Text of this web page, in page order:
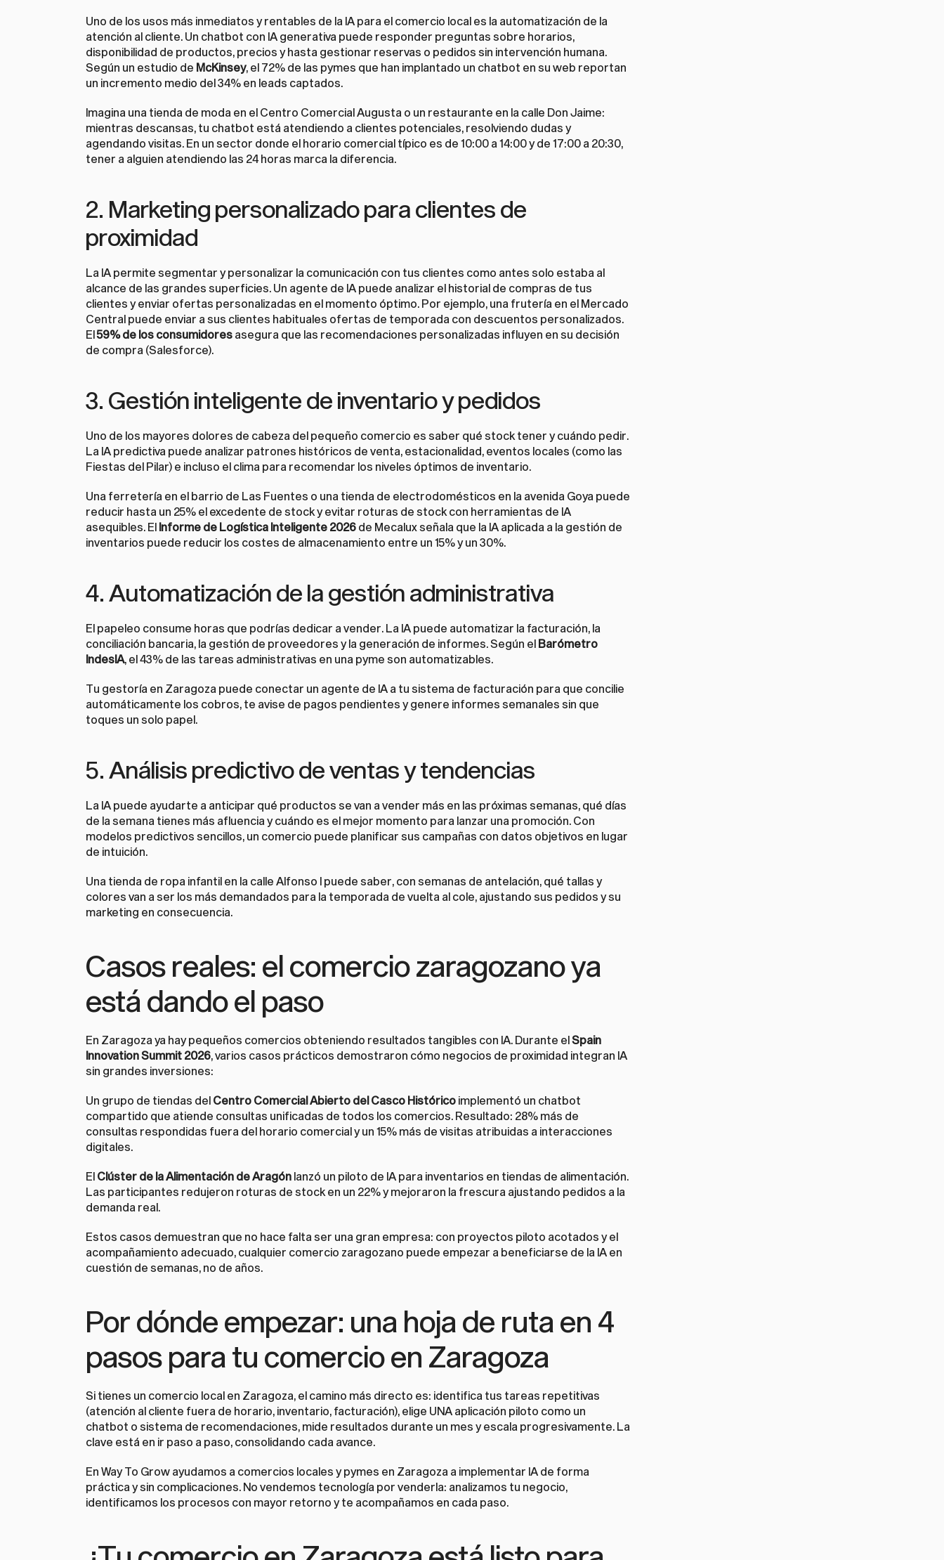
Uno de los usos más inmediatos y rentables de la IA para el comercio local es la automatización de la
atención al cliente. Un chatbot con IA generativa puede responder preguntas sobre horarios,
disponibilidad de productos, precios y hasta gestionar reservas o pedidos sin intervención humana.
Según un estudio de McKinsey, el 72% de las pymes que han implantado un chatbot en su web reportan
un incremento medio del 34% en leads captados.
Imagina una tienda de moda en el Centro Comercial Augusta o un restaurante en la calle Don Jaime:
mientras descansas, tu chatbot está atendiendo a clientes potenciales, resolviendo dudas y
agendando visitas. En un sector donde el horario comercial típico es de 10:00 a 14:00 y de 17:00 a 20:30,
tener a alguien atendiendo las 24 horas marca la diferencia.
2. Marketing personalizado para clientes de
proximidad
La IA permite segmentar y personalizar la comunicación con tus clientes como antes solo estaba al
alcance de las grandes superficies. Un agente de IA puede analizar el historial de compras de tus
clientes y enviar ofertas personalizadas en el momento óptimo. Por ejemplo, una frutería en el Mercado
Central puede enviar a sus clientes habituales ofertas de temporada con descuentos personalizados.
El 59% de los consumidores asegura que las recomendaciones personalizadas influyen en su decisión
de compra (Salesforce).
3. Gestión inteligente de inventario y pedidos
Uno de los mayores dolores de cabeza del pequeño comercio es saber qué stock tener y cuándo pedir.
La IA predictiva puede analizar patrones históricos de venta, estacionalidad, eventos locales (como las
Fiestas del Pilar) e incluso el clima para recomendar los niveles óptimos de inventario.
Una ferretería en el barrio de Las Fuentes o una tienda de electrodomésticos en la avenida Goya puede
reducir hasta un 25% el excedente de stock y evitar roturas de stock con herramientas de IA
asequibles. El Informe de Logística Inteligente 2026 de Mecalux señala que la IA aplicada a la gestión de
inventarios puede reducir los costes de almacenamiento entre un 15% y un 30%.
4. Automatización de la gestión administrativa
El papeleo consume horas que podrías dedicar a vender. La IA puede automatizar la facturación, la
conciliación bancaria, la gestión de proveedores y la generación de informes. Según el Barómetro
IndesIA, el 43% de las tareas administrativas en una pyme son automatizables.
Tu gestoría en Zaragoza puede conectar un agente de IA a tu sistema de facturación para que concilie
automáticamente los cobros, te avise de pagos pendientes y genere informes semanales sin que
toques un solo papel.
5. Análisis predictivo de ventas y tendencias
La IA puede ayudarte a anticipar qué productos se van a vender más en las próximas semanas, qué días
de la semana tienes más afluencia y cuándo es el mejor momento para lanzar una promoción. Con
modelos predictivos sencillos, un comercio puede planificar sus campañas con datos objetivos en lugar
de intuición.
Una tienda de ropa infantil en la calle Alfonso I puede saber, con semanas de antelación, qué tallas y
colores van a ser los más demandados para la temporada de vuelta al cole, ajustando sus pedidos y su
marketing en consecuencia.
Casos reales: el comercio zaragozano ya
está dando el paso
En Zaragoza ya hay pequeños comercios obteniendo resultados tangibles con IA. Durante el Spain
Innovation Summit 2026, varios casos prácticos demostraron cómo negocios de proximidad integran IA
sin grandes inversiones:
Un grupo de tiendas del Centro Comercial Abierto del Casco Histórico implementó un chatbot
compartido que atiende consultas unificadas de todos los comercios. Resultado: 28% más de
consultas respondidas fuera del horario comercial y un 15% más de visitas atribuidas a interacciones
digitales.
El Clúster de la Alimentación de Aragón lanzó un piloto de IA para inventarios en tiendas de alimentación.
Las participantes redujeron roturas de stock en un 22% y mejoraron la frescura ajustando pedidos a la
demanda real.
Estos casos demuestran que no hace falta ser una gran empresa: con proyectos piloto acotados y el
acompañamiento adecuado, cualquier comercio zaragozano puede empezar a beneficiarse de la IA en
cuestión de semanas, no de años.
Por dónde empezar: una hoja de ruta en 4
pasos para tu comercio en Zaragoza
Si tienes un comercio local en Zaragoza, el camino más directo es: identifica tus tareas repetitivas
(atención al cliente fuera de horario, inventario, facturación), elige UNA aplicación piloto como un
chatbot o sistema de recomendaciones, mide resultados durante un mes y escala progresivamente. La
clave está en ir paso a paso, consolidando cada avance.
En Way To Grow ayudamos a comercios locales y pymes en Zaragoza a implementar IA de forma
práctica y sin complicaciones. No vendemos tecnología por venderla: analizamos tu negocio,
identificamos los procesos con mayor retorno y te acompañamos en cada paso.